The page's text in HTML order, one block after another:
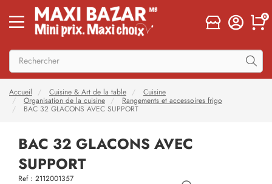
0
Accueil Cuisine & Art de la table
Cuisine
Organisation de la cuisine
Rangements et accessoires frigo
BAC 32 GLACONS AVEC SUPPORT
BAC 32 GLACONS AVEC
SUPPORT
Ref : 2112001357